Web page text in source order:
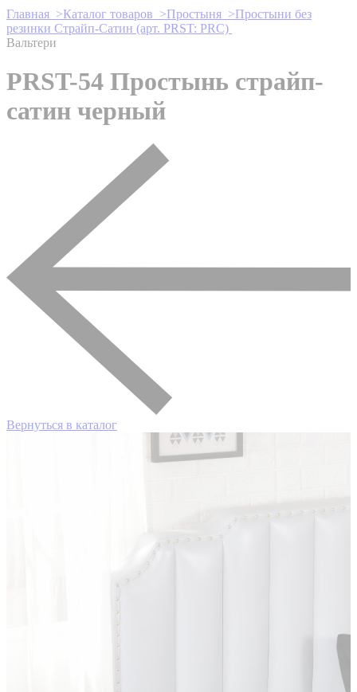
Главная >Каталог товаров >Простыня >Простыни без
резинки Страйп-Сатин (арт. PRST: PRC)
Вальтери
PRST-54 Простынь страйп-
сатин черный
Вернуться в каталог